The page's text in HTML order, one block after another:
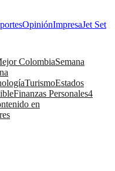
OpiniónImpresaJet Set
ColombiaSemana
TurismoEstados
Finanzas Personales4
en